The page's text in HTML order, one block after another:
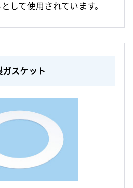
して使用されています。
スケット